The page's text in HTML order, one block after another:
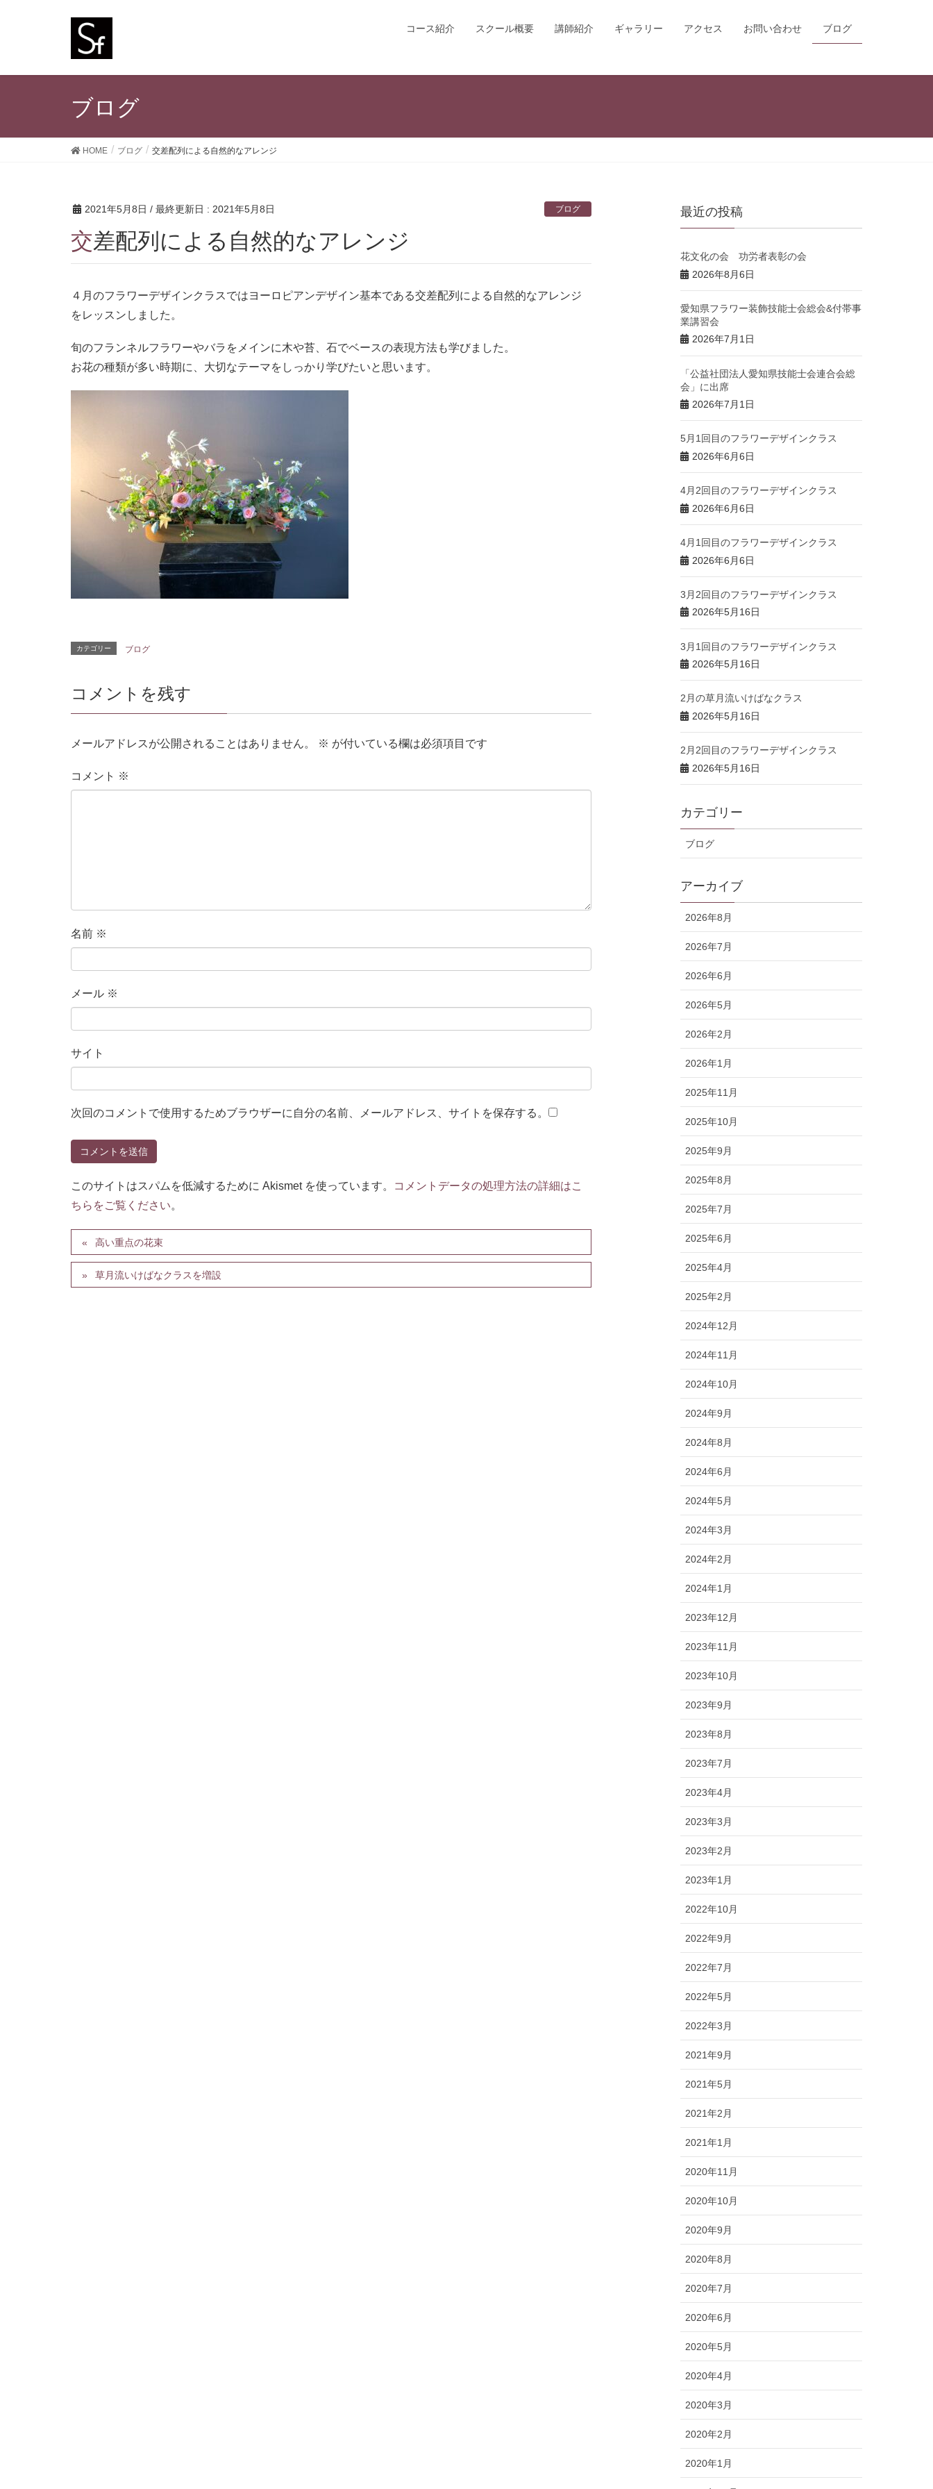
コース紹介 スクール概要 講師紹介 ギャラリー アクセス お問い合わせ ブログ
ブログ
HOME ブログ 交差配列による自然的なアレンジ
2021年5月8日 / 最終更新日 : 2021年5月8日 ブログ
交差配列による自然的なアレンジ
４月のフラワーデザインクラスではヨーロピアンデザイン基本である交差配列による自然的なアレンジ
をレッスンしました。
旬のフランネルフラワーやバラをメインに木や苔、石でベースの表現方法も学びました。
お花の種類が多い時期に、大切なテーマをしっかり学びたいと思います。
カテゴリー ブログ
コメントを残す
メールアドレスが公開されることはありません。 ※ が付いている欄は必須項目です
コメント ※
名前 ※
メール ※
サイト
次回のコメントで使用するためブラウザーに自分の名前、メールアドレス、サイトを保存する。
このサイトはスパムを低減するために Akismet を使っています。
コメントデータの処理方法の詳細はこ
ちらをご覧ください。
高い重点の花束
草月流いけばなクラスを増設
最近の投稿
花文化の会 功労者表彰の会
2026年8月6日
愛知県フラワー装飾技能士会総会&付帯事
業講習会
2026年7月1日
「公益社団法人愛知県技能士会連合会総
会」に出席
2026年7月1日
5月1回目のフラワーデザインクラス
2026年6月6日
4月2回目のフラワーデザインクラス
2026年6月6日
4月1回目のフラワーデザインクラス
2026年6月6日
3月2回目のフラワーデザインクラス
2026年5月16日
3月1回目のフラワーデザインクラス
2026年5月16日
2月の草月流いけばなクラス
2026年5月16日
2月2回目のフラワーデザインクラス
2026年5月16日
カテゴリー
ブログ
アーカイブ
2026年8月
2026年7月
2026年6月
2026年5月
2026年2月
2026年1月
2025年11月
2025年10月
2025年9月
2025年8月
2025年7月
2025年6月
2025年4月
2025年2月
2024年12月
2024年11月
2024年10月
2024年9月
2024年8月
2024年6月
2024年5月
2024年3月
2024年2月
2024年1月
2023年12月
2023年11月
2023年10月
2023年9月
2023年8月
2023年7月
2023年4月
2023年3月
2023年2月
2023年1月
2022年10月
2022年9月
2022年7月
2022年5月
2022年3月
2021年9月
2021年5月
2021年2月
2021年1月
2020年11月
2020年10月
2020年9月
2020年8月
2020年7月
2020年6月
2020年5月
2020年4月
2020年3月
2020年2月
2020年1月